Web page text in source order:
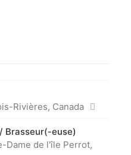
Rivières, Canada
Brasseur(-euse)
Dame de l'île Perrot,